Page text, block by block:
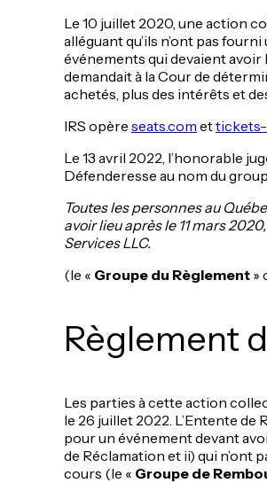
Le 10 juillet 2020, une action
alléguant qu’ils n’ont pas
événements qui devaient
demandait à la Cour de
achetés, plus des intérêts et
IRS opère seats.com et
Le 13 avril 2022, l’honorable
Défenderesse au nom du
Toutes les personnes au
avoir lieu après le 11 mars
Services LLC.
(le « Groupe du Règlement »
Règlement
Les parties à cette action
le 26 juillet 2022. L’Entente
pour un événement devant
de Réclamation et ii) qui n’ont
cours (le « Groupe de